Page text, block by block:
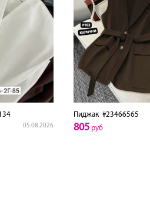
05.08.2026
Пиджак#23466565
805руб